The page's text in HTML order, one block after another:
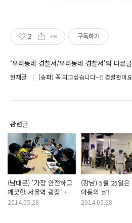
2 구독하기
'우리동네 경찰서/우리동네 경찰서'의 다른글
현재글 (송파) 꼭 되고싶습니다~!! 경찰관이
관련글
(남대문) '가장 안전하고
깨끗한 서울역 광장'
만들기 프로젝트
2014.05.28
(강남) 5월 25일은
아동의 날!
2014.05.28